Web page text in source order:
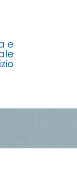
e